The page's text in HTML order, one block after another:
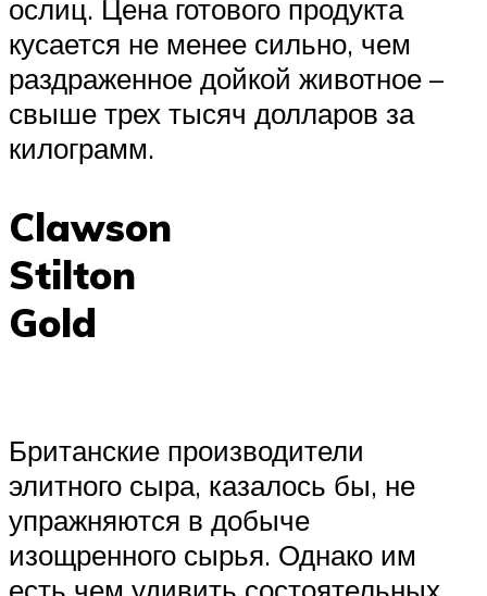
ослиц. Цена готового продукта
кусается не менее сильно, чем
раздраженное дойкой животное –
свыше трех тысяч долларов за
килограмм.
Clawson
Stilton
Gold
Британские производители
элитного сыра, казалось бы, не
упражняются в добыче
изощренного сырья. Однако им